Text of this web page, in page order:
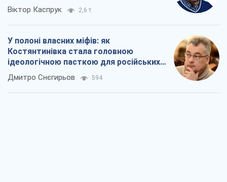
Віктор Каспрук 2,6 т.
У полоні власних міфів: як
Костянтинівка стала головною
ідеологічною пасткою для російських
окупантів
Дмитро Снєгирьов 594